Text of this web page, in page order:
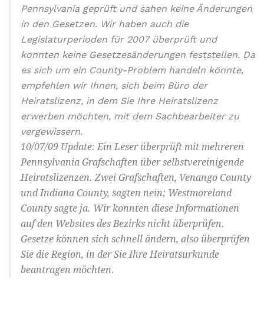
Pennsylvania geprüft und sahen keine Änderungen
in den Gesetzen. Wir haben auch die
Legislaturperioden für 2007 überprüft und
konnten keine Gesetzesänderungen feststellen. Da
es sich um ein County-Problem handeln könnte,
empfehlen wir Ihnen, sich beim Büro der
Heiratslizenz, in dem Sie Ihre Heiratslizenz
erwerben möchten, mit dem Sachbearbeiter zu
vergewissern.
10/07/09 Update: Ein Leser überprüft mit mehreren
Pennsylvania Grafschaften über selbstvereinigende
Heiratslizenzen. Zwei Grafschaften, Venango County
und Indiana County, sagten nein; Westmoreland
County sagte ja. Wir konnten diese Informationen
auf den Websites des Bezirks nicht überprüfen.
Gesetze können sich schnell ändern, also überprüfen
Sie die Region, in der Sie Ihre Heiratsurkunde
beantragen möchten.